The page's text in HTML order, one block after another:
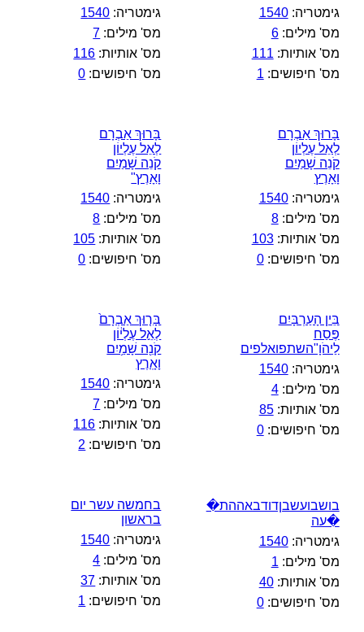
גימטריה:1540
מס' מילים:6
מס' אותיות: 111
מס' חיפושים: 1
גימטריה: 1540
מס' מילים: 7
מס' אותיות: 116
מס' חיפושים: 0
בָּרוּךְ אַבְרָם
לְאֵל עֶלְיוֹן
קֹנֵה שָׁמַיִם
וָאָרֶץ
גימטריה:1540
מס' מילים:8
מס' אותיות:103
מס' חיפושים:0
בָּרוּךְ אַבְרָם
לְאֵל עֶלְיוֹן
קֹנֵה שָׁמַיִם
וָאָרֶץ"
גימטריה: 1540
מס' מילים: 8
מס' אותיות: 105
מס' חיפושים: 0
בֵּין הָעַרְבָּיִם
פֶּסַח
לַיהֹוָ"השתפואלפים
גימטריה:1540
מס' מילים:4
מס' אותיות:85
מס' חיפושים:0
בָּר֤וּךְ אַבְרָם֙
לְאֵ֣ל עֶלְי֔וֹן
קֹנֵ֖ה שָׁמַ֥יִם
וָאָֽרֶץ
גימטריה: 1540
מס' מילים: 7
מס' אותיות: 116
מס' חיפושים: 2
בושבועשבןדודבאההת�
�עה
גימטריה:1540
מס' מילים: 1
מס' אותיות:40
מס' חיפושים:0
בחמשה עשר יום
בראשון
גימטריה: 1540
מס' מילים: 4
מס' אותיות: 37
מס' חיפושים: 1